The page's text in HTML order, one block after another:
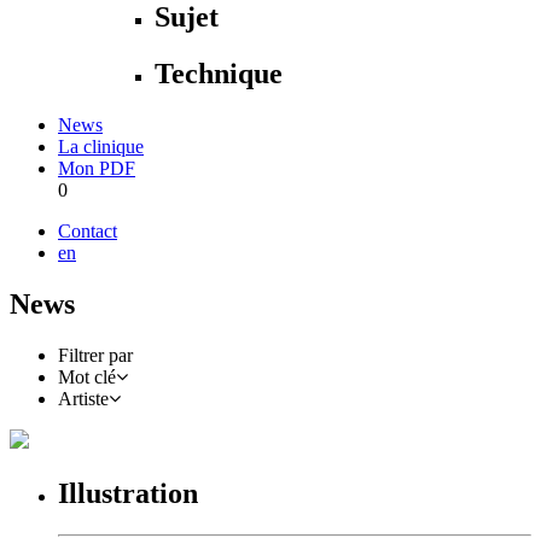
Sujet
Technique
News
La clinique
Mon PDF
0
Contact
en
News
Filtrer par
Mot clé
Artiste
Illustration